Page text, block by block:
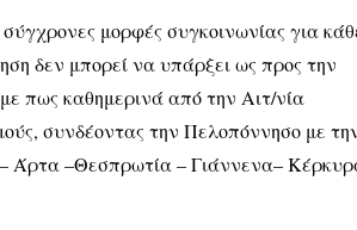
μορφές συγκοινωνίας για
δεν μπορεί να υπάρξει ως προς την
πως καθημερινά από την Αιτ/νία
συνδέοντας την Πελοπόννησο με
Άρτα –Θεσπρωτία – Γιάννενα–